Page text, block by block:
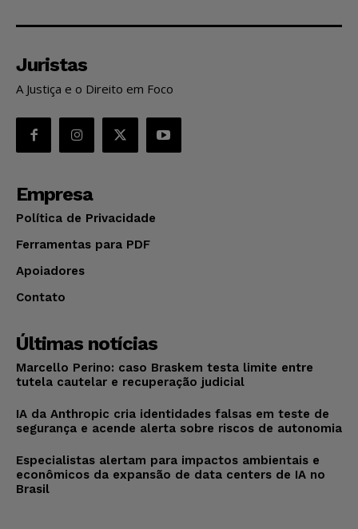
Juristas
A Justiça e o Direito em Foco
Empresa
Política de Privacidade
Ferramentas para PDF
Apoiadores
Contato
Últimas notícias
Marcello Perino: caso Braskem testa limite entre
tutela cautelar e recuperação judicial
IA da Anthropic cria identidades falsas em teste de
segurança e acende alerta sobre riscos de autonomia
Especialistas alertam para impactos ambientais e
econômicos da expansão de data centers de IA no
Brasil